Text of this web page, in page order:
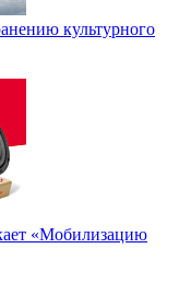
культурного
«Мобилизацию